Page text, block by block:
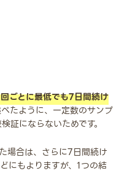
ごとに最低でも7日間続け
たように、一定数のサンプ
証にならないためです。
場合は、さらに7日間続け
にもよりますが、1つの結